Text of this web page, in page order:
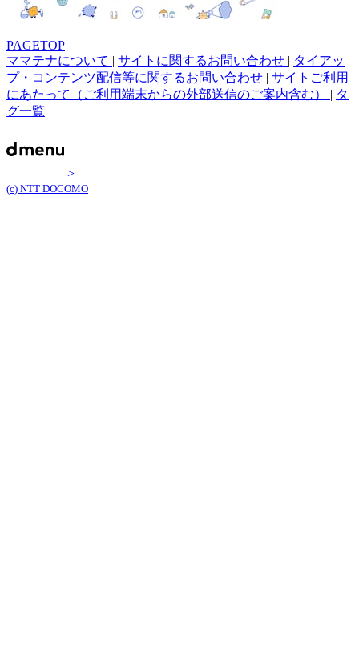
PAGETOP
ママテナについて | サイトに関するお問い合わせ | タイアッ
プ・コンテンツ配信等に関するお問い合わせ | サイトご利用
にあたって（ご利用端末からの外部送信のご案内含む） | タ
グ一覧
>
(c) NTT DOCOMO